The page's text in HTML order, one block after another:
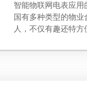
智能物联网电表应
国有多种类型的物
人，不仅有趣还特
成本减轻不少负担；